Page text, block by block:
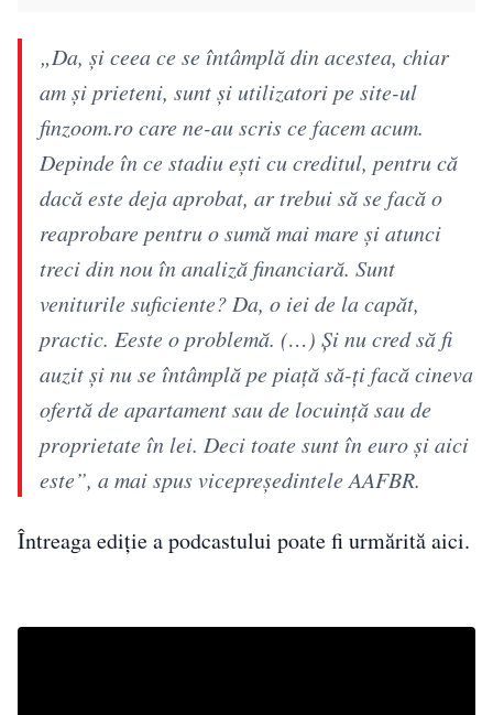
„Da, și ceea ce se întâmplă din acestea, chiar
am și prieteni, sunt și utilizatori pe site-ul
finzoom.ro care ne-au scris ce facem acum.
Depinde în ce stadiu ești cu creditul, pentru că
dacă este deja aprobat, ar trebui să se facă o
reaprobare pentru o sumă mai mare și atunci
treci din nou în analiză financiară. Sunt
veniturile suficiente? Da, o iei de la capăt,
practic. Eeste o problemă. (…) Și nu cred să fi
auzit și nu se întâmplă pe piață să-ți facă cineva
ofertă de apartament sau de locuință sau de
proprietate în lei. Deci toate sunt în euro și aici
este”, a mai spus vicepreședintele AAFBR.
Întreaga ediție a podcastului poate fi urmărită aici.